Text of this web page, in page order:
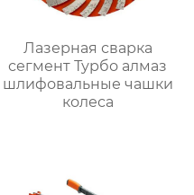
Лазерная сварка
сегмент Турбо алмаз
шлифовальные чашки
колеса